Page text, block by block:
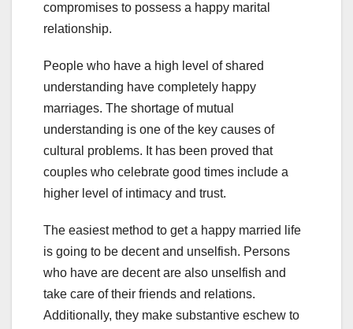
compromises to possess a happy marital
relationship.
People who have a high level of shared
understanding have completely happy
marriages. The shortage of mutual
understanding is one of the key causes of
cultural problems. It has been proved that
couples who celebrate good times include a
higher level of intimacy and trust.
The easiest method to get a happy married life
is going to be decent and unselfish. Persons
who have are decent are also unselfish and
take care of their friends and relations.
Additionally, they make substantive eschew to